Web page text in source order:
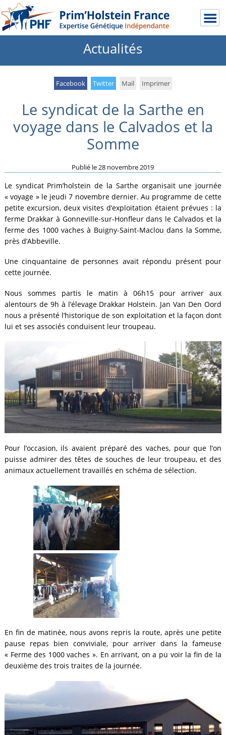
Actualités
Facebook Twitter Mail Imprimer
Le syndicat de la Sarthe en
voyage dans le Calvados et la
Somme
Publié le28 novembre 2019
Le syndicat Prim’holstein de la Sarthe organisait une journée
« voyage » le jeudi 7 novembre dernier. Au programme de cette
petite excursion, deux visites d’exploitation étaient prévues : la
ferme Drakkar à Gonneville-sur-Honfleur dans le Calvados et la
ferme des 1000 vaches à Buigny-Saint-Maclou dans la Somme,
près d’Abbeville.
Une cinquantaine de personnes avait répondu présent pour
cette journée.
Nous sommes partis le matin à 06h15 pour arriver aux
alentours de 9h à l’élevage Drakkar Holstein. Jan Van Den Oord
nous a présenté l’historique de son exploitation et la façon dont
lui et ses associés conduisent leur troupeau.
Pour l’occasion, ils avaient préparé des vaches, pour que l’on
puisse admirer des têtes de souches de leur troupeau, et des
animaux actuellement travaillés en schéma de sélection.
En fin de matinée, nous avons repris la route, après une petite
pause repas bien conviviale, pour arriver dans la fameuse
« Ferme des 1000 vaches ». En arrivant, on a pu voir la fin de la
deuxième des trois traites de la journée.